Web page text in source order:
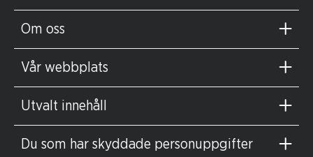
Om oss
Vår webbplats
Utvalt innehåll
Du som har skyddade personuppgifter